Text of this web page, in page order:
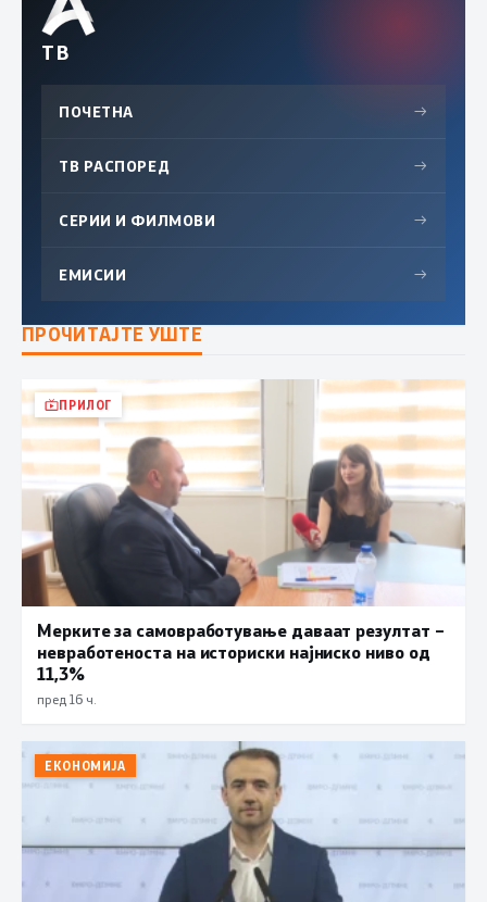
ТВ
ПОЧЕТНА →
ТВ РАСПОРЕД →
СЕРИИ И ФИЛМОВИ →
ЕМИСИИ →
ПРОЧИТАЈТЕ УШТЕ
ПРИЛОГ
Мерките за самовработување даваат резултат –
невработеноста на историски најниско ниво од
11,3%
пред 16 ч.
ЕКОНОМИЈА